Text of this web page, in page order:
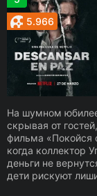
5.966
На шумном
скрывая от
фильма «Покойся
когда коллектор
деньги не
дети рискуют